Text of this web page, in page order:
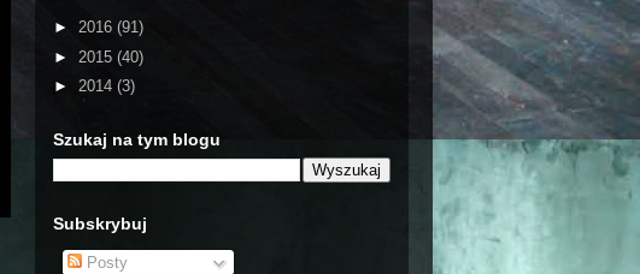
► 2016 (91)
► 2015 (40)
► 2014 (3)
Szukaj na tym blogu
Subskrybuj
Posty